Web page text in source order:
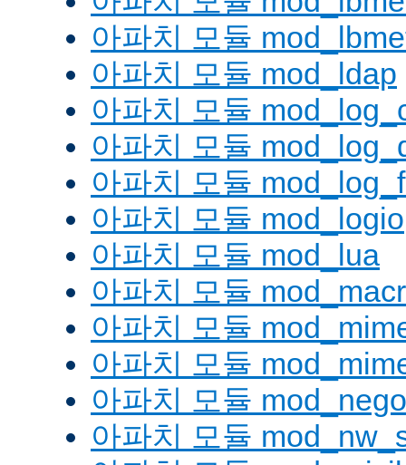
아파치 모듈
아파치 모듈 mod_ldap
아파치 모듈
아파치 모듈
아파치 모듈
아파치 모듈 mod_logio
아파치 모듈 mod_lua
아파치 모듈
아파치 모듈
아파치 모듈
아파치 모듈
아파치 모듈